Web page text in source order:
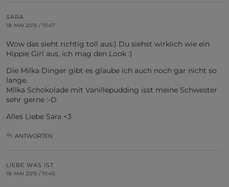
SARA
18. MAI 2015 / 10:47
Wow das sieht richtig toll aus:) Du siehst wirklich wie ein
Hippie Girl aus, ich mag den Look :)
Die Milka Dinger gibt es glaube ich auch noch gar nicht so
lange.
Milka Schokolade mit Vanillepudding isst meine Schwester
sehr gerne :-D
Alles Liebe Sara <3
ANTWORTEN
LIEBE WAS IST
18. MAI 2015 / 10:45